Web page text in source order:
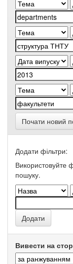
Почати новий
Додати фільтри:
Використовуйте
пошуку.
Вивести на